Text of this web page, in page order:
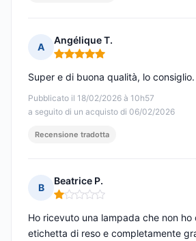
A
Angélique T.
Nota: 5 su 5
Pubblicato il 18/02/2026 à 10h57
a seguito di un acquisto di 06/02/2026
Super e di buona qualità, lo consiglio.
Recensione tradotta
B
Beatrice P.
Nota: 1 su 5
Ho ricevuto una lampada che non ho
etichetta di reso e completamente